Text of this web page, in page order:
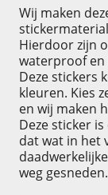
Wij maken
Hierdoor zijn
waterproof en
Deze stickers
kleuren. Kies
en wij maken
Deze sticker
dat wat in het
weg gesneden.